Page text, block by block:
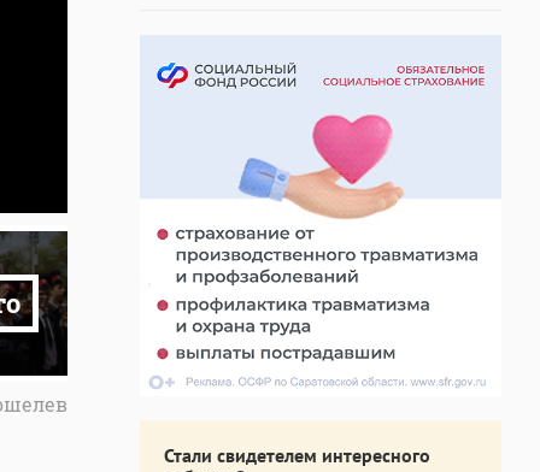
Стали свидетелем интересного